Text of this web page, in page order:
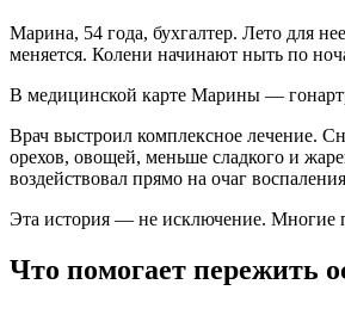
Марина, 54 года, бухгалтер. Лето для
меняется. Колени начинают ныть по
В медицинской карте Марины —
Врач выстроил комплексное лечение.
орехов, овощей, меньше сладкого и
воздействовал прямо на очаг
Эта история — не исключение. Многие
Что помогает пережить